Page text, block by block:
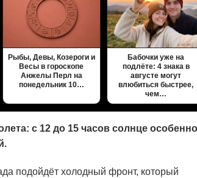
Рыбы, Девы, Козероги и
Весы в гороскопе
Анжелы Перл на
понедельник 10…
Бабочки уже на
подлёте: 4 знака в
августе могут
влюбиться быстрее,
чем…
с 12 до 15 часов солнце особенно
подойдёт холодный фронт, который